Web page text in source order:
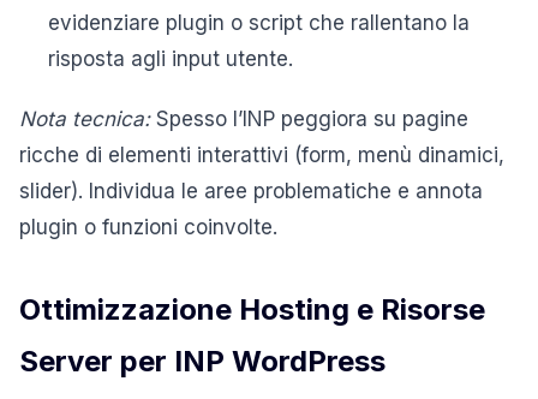
evidenziare plugin o script che rallentano la
risposta agli input utente.
Nota tecnica:Spesso l’INP peggiora su pagine
ricche di elementi interattivi (form, menù dinamici,
slider). Individua le aree problematiche e annota
plugin o funzioni coinvolte.
Ottimizzazione Hosting e Risorse
Server per INP WordPress